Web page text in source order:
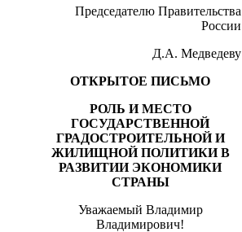
Председателю Правительства
России
Д.А. Медведеву
ОТКРЫТОЕ ПИСЬМО
РОЛЬ И МЕСТО
ГОСУДАРСТВЕННОЙ
ГРАДОСТРОИТЕЛЬНОЙ И
ЖИЛИЩНОЙ ПОЛИТИКИ В
РАЗВИТИИ ЭКОНОМИКИ
СТРАНЫ
Уважаемый Владимир
Владимирович!